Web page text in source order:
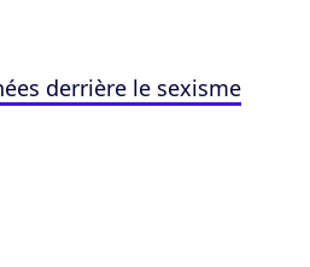
derrière le sexisme